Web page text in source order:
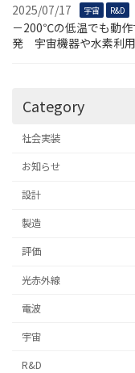
2025/07/17 宇宙 R&D
－200℃の低温でも動作
発 宇宙機器や水素利
Category
社会実装
お知らせ
設計
製造
評価
光赤外線
電波
宇宙
R&D